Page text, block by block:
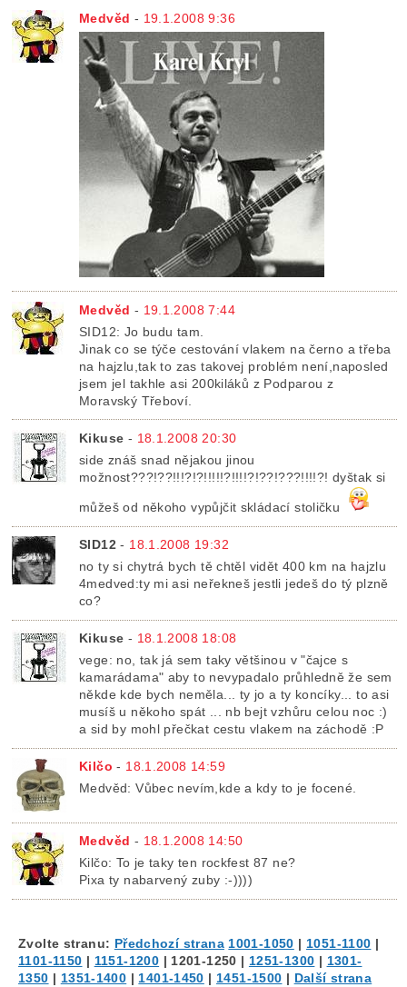
Medvěd - 19.1.2008 9:36
Medvěd - 19.1.2008 7:44
SID12: Jo budu tam.
Jinak co se týče cestování vlakem na černo a třeba
na hajzlu,tak to zas takovej problém není,naposled
jsem jel takhle asi 200kiláků z Podparou z
Moravský Třeboví.
Kikuse - 18.1.2008 20:30
side znáš snad nějakou jinou
možnost???!??!!!?!?!!!!!?!!!!?!??!???!!!!?! dyštak si
můžeš od někoho vypůjčit skládací stoličku
SID12 - 18.1.2008 19:32
no ty si chytrá bych tě chtěl vidět 400 km na hajzlu
4medved:ty mi asi neřekneš jestli jedeš do tý plzně
co?
Kikuse - 18.1.2008 18:08
vege: no, tak já sem taky většinou v "čajce s
kamarádama" aby to nevypadalo průhledně že sem
někde kde bych neměla... ty jo a ty koncíky... to asi
musíš u někoho spát ... nb bejt vzhůru celou noc :)
a sid by mohl přečkat cestu vlakem na záchodě :P
Kilčo - 18.1.2008 14:59
Medvěd: Vůbec nevím,kde a kdy to je focené.
Medvěd - 18.1.2008 14:50
Kilčo: To je taky ten rockfest 87 ne?
Pixa ty nabarvený zuby :-))))
Zvolte stranu: Předchozí strana 1001-1050 | 1051-1100 |
1101-1150 | 1151-1200 |1201-1250 | 1251-1300 | 1301-
1350 | 1351-1400 |1401-1450 | 1451-1500 | Další strana